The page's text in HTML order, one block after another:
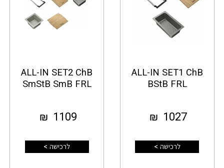
ALL-IN SET1 ChB
BStB FRL
1027
₪
לרכישה >
ALL-IN SET2 ChB
SmStB SmB FRL
1109
₪
לרכישה >